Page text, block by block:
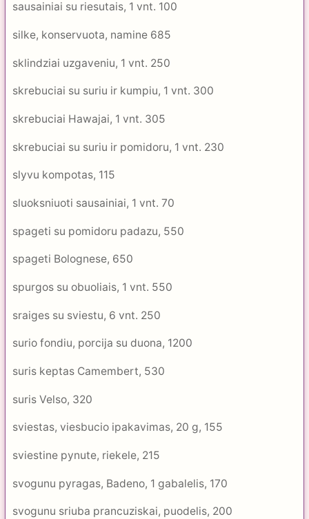
sausainiai su riesutais, 1 vnt. 100
silke, konservuota, namine 685
sklindziai uzgaveniu, 1 vnt. 250
skrebuciai su suriu ir kumpiu, 1 vnt. 300
skrebuciai Hawajai, 1 vnt. 305
skrebuciai su suriu ir pomidoru, 1 vnt. 230
slyvu kompotas, 115
sluoksniuoti sausainiai, 1 vnt. 70
spageti su pomidoru padazu, 550
spageti Bolognese, 650
spurgos su obuoliais, 1 vnt. 550
sraiges su sviestu, 6 vnt. 250
surio fondiu, porcija su duona, 1200
suris keptas Camembert, 530
suris Velso, 320
sviestas, viesbucio ipakavimas, 20 g, 155
sviestine pynute, riekele, 215
svogunu pyragas, Badeno, 1 gabalelis, 170
svogunu sriuba prancuziskai, puodelis, 200